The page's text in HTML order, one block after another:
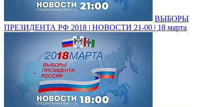
ВЫБОРЫ
ПРЕЗИДЕНТА РФ 2018 | НОВОСТИ 21-00 | 18 марта